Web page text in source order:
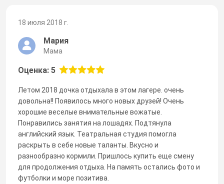
18 июля 2018 г.
Мария
Мама
Оценка: 5
Летом 2018 дочка отдыхала в этом лагере. очень
довольна!! Появилось много новых друзей! Очень
хорошие веселые внимательные вожатые.
Понравились занятия на лошадях. Подтянула
английский язык. Театральная студия помогла
раскрыть в себе новые таланты. Вкусно и
разнообразно кормили. Пришлось купить еще смену
для продолжения отдыха. На память остались фото и
футболки и море позитива.